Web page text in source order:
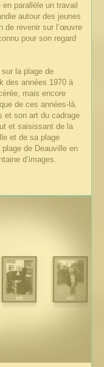
parallèle un travail
autour des jeunes
de revenir sur l’œuvre
pour son regard
la plage de
des années 1970 à
mais encore
de ces années-là.
et son art du cadrage
et saisissant de la
et de sa plage
de Deauville en
d’images.